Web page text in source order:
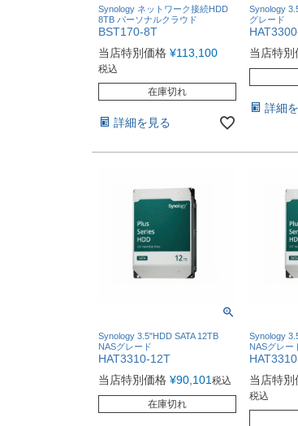
Synology ネットワーク接続HDD
8TB パーソナルクラウド
BST170-8T
当店特別価格 ¥113,100
税込
在庫切れ
詳細を見る
Synology
グレード
当店特別
詳細
Synology 3.5"HDD SATA 12TB
NASグレード
HAT3310-12T
当店特別価格 ¥90,101税込
在庫切れ
Synology
NASグレー
当店特別
税込